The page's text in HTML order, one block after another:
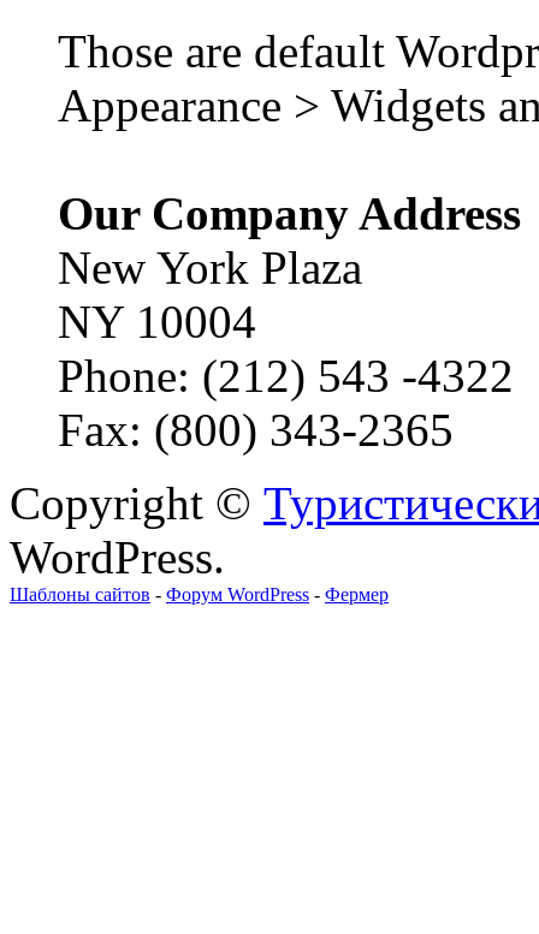
Those are default
Appearance > Widgets
Our Company Address
New York Plaza
NY 10004
Phone: (212) 543 -4322
Fax: (800) 343-2365
Copyright ©
WordPress.
Шаблоны сайтов - Форум WordPress - Фермер